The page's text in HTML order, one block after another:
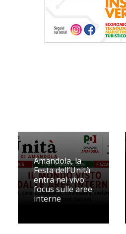
Amandola, la
Festa dell’Unità
entra nel vivo:
focus sulle aree
interne